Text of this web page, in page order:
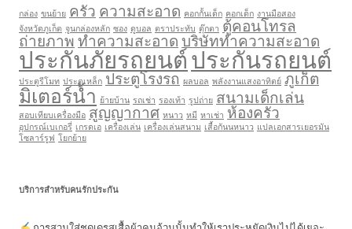
กล่อง ขนย้าย ครัว ความสะอาด คอกกั้นเด็ก คอกเด็ก งานมือสอง
จังหวัดภูเก็ต จูนกล่องหลัก ซอง ดูบอล ตราประทับ ตุ๊กตา ตู้คอนโทรล
ถ่ายภาพทำความสะอาดบริษัททำความสะอาด
ประกันภัยรถยนต์ประกันรถยนต์
ประตูรีโมท ประตูเหล็ก ประตูโรงรถ ผลบอล พลังงานแสงอาทิตย์ ภูเก็ต
มิเตอร์น้ำ ย้ายบ้าน รถเช่า รองเท้า รูปถ่าย สนามเด็กเล่น
สอบเทียบเครื่องมือ สูญญากาศ หนาว หมี หาเช่า ห้องครัว
อุปกรณ์เบเกอรี่ เกรดเอ เครื่องเล่น เครื่องเล่นสนาม เสื้อกันนหนาว แปลเอกสารเยอรมัน
โซลาร์รูฟ โยกย้าย
บริการสำหรับคนรักประกัน